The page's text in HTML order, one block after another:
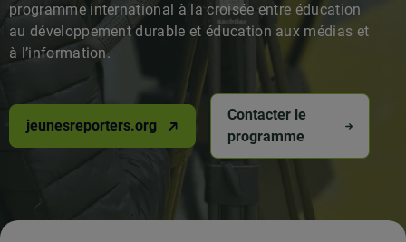
programme international à la croisée entre éducation
au développement durable et éducation aux médias et
à l’information.
jeunesreporters.org
Contacter le
programme